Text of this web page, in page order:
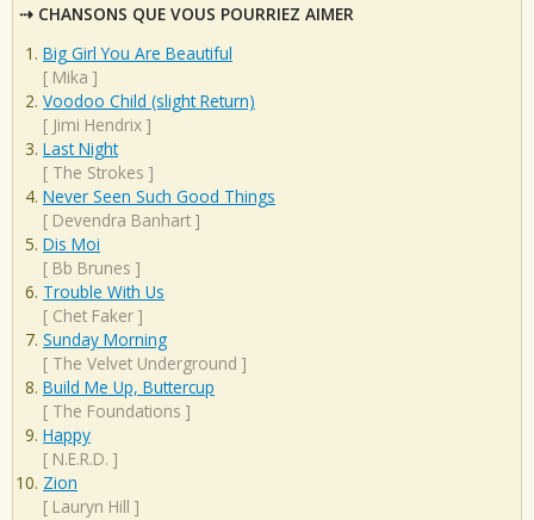
CHANSONS QUE VOUS POURRIEZ AIMER
Big Girl You Are Beautiful
[ Mika ]
Voodoo Child (slight Return)
[ Jimi Hendrix ]
Last Night
[ The Strokes ]
Never Seen Such Good Things
[ Devendra Banhart ]
Dis Moi
[ Bb Brunes ]
Trouble With Us
[ Chet Faker ]
Sunday Morning
[ The Velvet Underground ]
Build Me Up, Buttercup
[ The Foundations ]
Happy
[ N.E.R.D. ]
Zion
[ Lauryn Hill ]